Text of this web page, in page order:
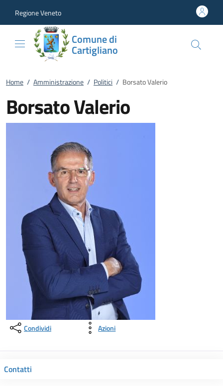
Regione Veneto
Comune di
Cartigliano
Home / Amministrazione / Politici / Borsato Valerio
Borsato Valerio
Condividi Azioni
Contatti